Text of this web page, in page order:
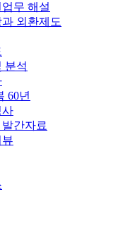
무 해설
외환제도
분석
60년
사
간자료